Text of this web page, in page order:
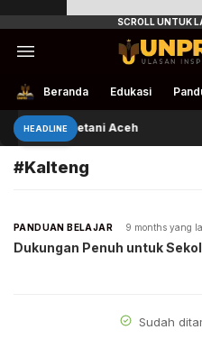
Ulasan
Beranda Edukasi
HEADLINE
Bantu Petani Aceh
#Kalteng
PANDUAN BELAJAR 9 months yang
Dukungan Penuh untuk
Sudah